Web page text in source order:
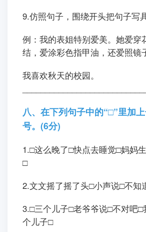
9.仿照句子，围绕开头把句子
例：我的表姐特别爱美。她爱穿
结，爱涂彩色指甲油，还爱照
我喜欢秋天的校园。
八、在下列句子中的“□”里加
号。(6分)
1.□这么晚了□快点去睡觉□妈妈
□
2.文文摇了摇了头□小声说□不
3.□三个儿子□老爷爷说□不对吧□
个儿子□